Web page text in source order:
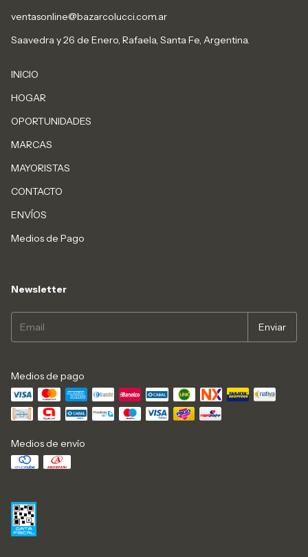
ventasonline@bazarcolucci.com.ar
Saavedra y 26 de Enero, Rafaela, Santa Fe, Argentina.
INICIO
HOGAR
OPORTUNIDADES
MARCAS
MAYORISTAS
CONTACTO
ENVÍOS
Medios de Pago
Newsletter
Medios de pago
Medios de envío